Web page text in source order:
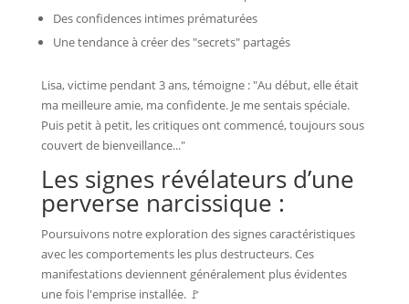
Des confidences intimes prématurées
Une tendance à créer des "secrets" partagés
Lisa, victime pendant 3 ans, témoigne : "Au début, elle était
ma meilleure amie, ma confidente. Je me sentais spéciale.
Puis petit à petit, les critiques ont commencé, toujours sous
couvert de bienveillance..."
Les signes révélateurs d’une
perverse narcissique :
Poursuivons notre exploration des signes caractéristiques
avec les comportements les plus destructeurs. Ces
manifestations deviennent généralement plus évidentes
une fois l'emprise installée. 🚩